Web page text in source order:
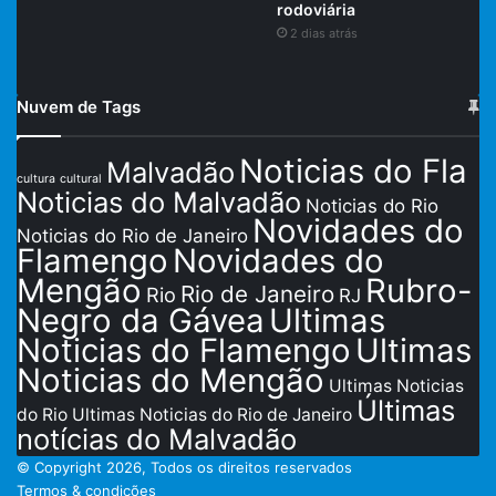
rodoviária
2 dias atrás
Nuvem de Tags
cultura cultural Malvadão Noticias do Fla
Noticias do Malvadão Noticias do Rio
Noticias do Rio de Janeiro Novidades do
Flamengo Novidades do
Mengão Rio Rio de Janeiro RJ Rubro-
Negro da Gávea Ultimas
Noticias do Flamengo Ultimas
Noticias do Mengão Ultimas Noticias
do Rio Ultimas Noticias do Rio de Janeiro Últimas
notícias do Malvadão
© Copyright 2026, Todos os direitos reservados
Termos & condições